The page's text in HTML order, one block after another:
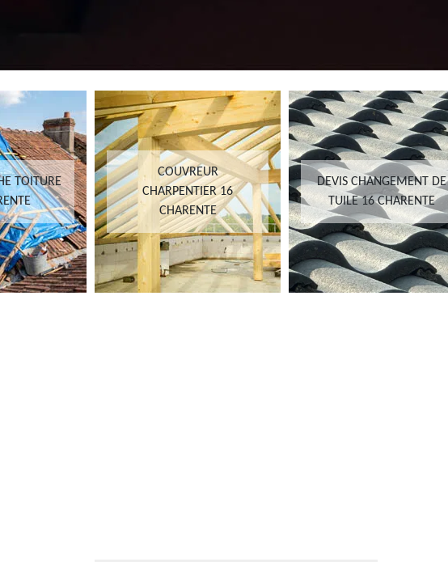
TOITURE
COUVREUR
CHARPENTIER 16
CHARENTE
DEVIS CHANGEMENT DE
TUILE 16 CHARENTE